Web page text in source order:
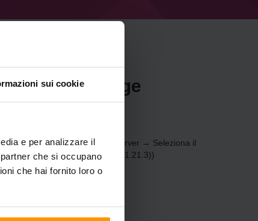
sui cookie
e per analizzare il
che si occupano
che hai fornito loro o
Minecraft Forge
ilPannello di controllo
(Server → Seleziona il
di gioco → Forge 53.0.1 (MC 1.21.3))